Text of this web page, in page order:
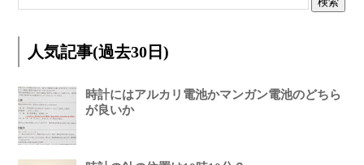
人気記事(過去30日)
時計にはアルカリ電池かマンガン電池のどちら
が良いか